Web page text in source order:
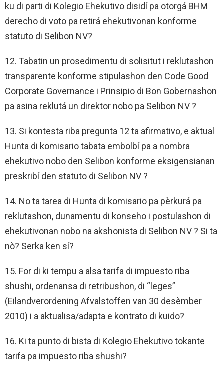
ku di parti di Kolegio Ehekutivo disidí pa otorgá BHM
derecho di voto pa retirá ehekutivonan konforme
statuto di Selibon NV?
12. Tabatin un prosedimentu di solisitut i reklutashon
transparente konforme stipulashon den Code Good
Corporate Governance i Prinsipio di Bon Gobernashon
pa asina reklutá un direktor nobo pa Selibon NV ?
13. Si kontesta riba pregunta 12 ta afirmativo, e aktual
Hunta di komisario tabata embolbí pa a nombra
ehekutivo nobo den Selibon konforme eksigensianan
preskribí den statuto di Selibon NV ?
14. No ta tarea di Hunta di komisario pa pèrkurá pa
reklutashon, dunamentu di konseho i postulashon di
ehekutivonan nobo na akshonista di Selibon NV ? Si ta
nò? Serka ken sí?
15. For di ki tempu a alsa tarifa di impuesto riba
shushi, ordenansa di retribushon, di “leges”
(Eilandverordening Afvalstoffen van 30 desèmber
2010) i a aktualisa/adapta e kontrato di kuido?
16. Ki ta punto di bista di Kolegio Ehekutivo tokante
tarifa pa impuesto riba shushi?